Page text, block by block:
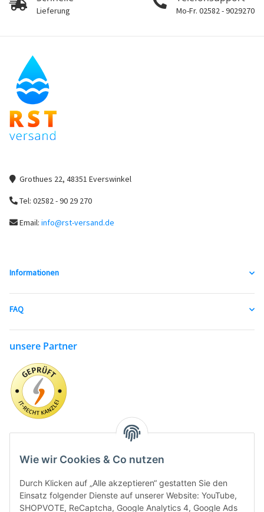
Wie wir Cookies & Co nutzen
Durch Klicken auf „Alle akzeptieren“ gestatten Sie den
Einsatz folgender Dienste auf unserer Website: YouTube,
SHOPVOTE, ReCaptcha, Google Analytics 4, Google Ads
Lieferung Mo-Fr. 02582 - 9029270
Grothues 22, 48351 Everswinkel
Tel: 02582 - 90 29 270
Email: info@rst-versand.de
Informationen
FAQ
unsere Partner